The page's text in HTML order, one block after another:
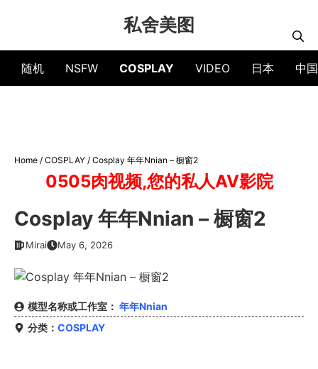
私舍美图
随机 NSFW COSPLAY VIDEO 日本 中国
Home / COSPLAY / Cosplay 年年Nnian – 橱窗2
0505肉视频,您的私人AV影院
Cosplay 年年Nnian – 橱窗2
Mirai May 6, 2026
模型名称或工作室： 年年Nnian
分类： COSPLAY